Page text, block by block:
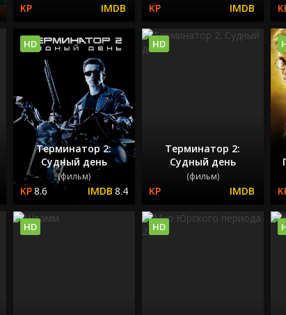
Терминатор 2:
Судный день
(фильм)
8.6 8.4
HD
Терминатор 2:
Судный день
(фильм)
HD
HD HD